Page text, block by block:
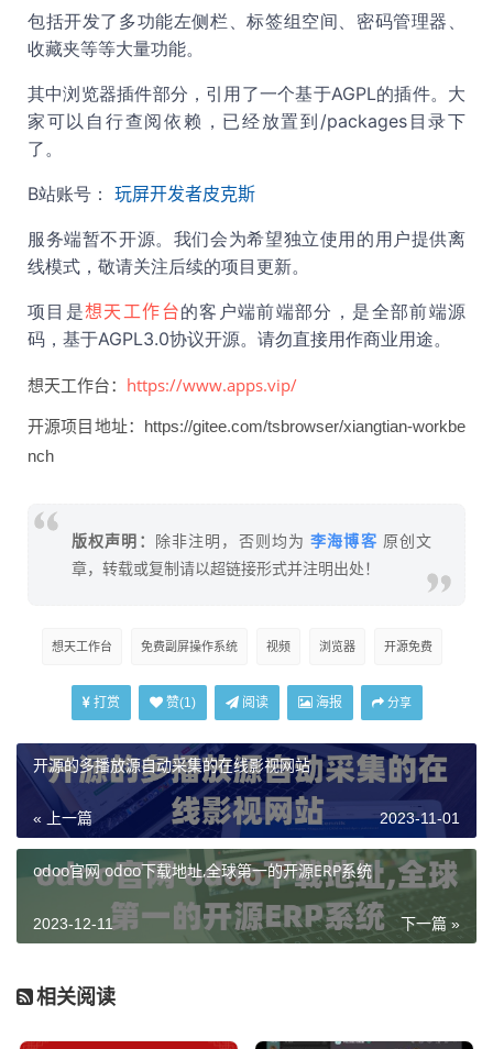
包括开发了多功能左侧栏、标签组空间、密码管理器、
收藏夹等等大量功能。
其中浏览器插件部分，引用了一个基于AGPL的插件。大
家可以自行查阅依赖，已经放置到/packages目录下
了。
B站账号： 玩屏开发者皮克斯
服务端暂不开源。我们会为希望独立使用的用户提供离
线模式，敬请关注后续的项目更新。
项目是想天工作台的客户端前端部分，是全部前端源
码，基于AGPL3.0协议开源。请勿直接用作商业用途。
想天工作台： https://www.apps.vip/
开源项目地址：https://gitee.com/tsbrowser/xiangtian-workbe
nch
版权声明： 除非注明，否则均为 李海博客 原创文
章，转载或复制请以超链接形式并注明出处！
想天工作台 免费副屏操作系统 视频 浏览器 开源免费
打赏 赞(1) 阅读 海报 分享
开源的多播放源自动采集的在线影视网站
« 上一篇 2023-11-01
odoo官网 odoo下载地址,全球第一的开源ERP系统
下一篇 »
2023-12-11
相关阅读